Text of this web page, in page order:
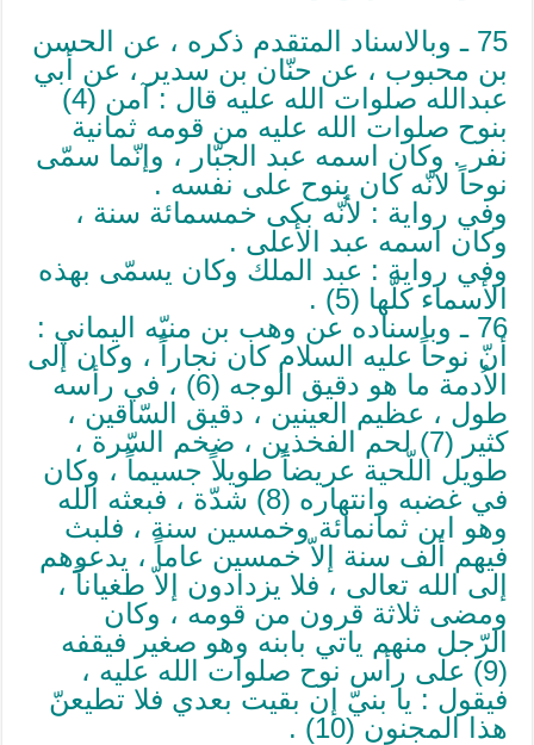
75 ـ وبالاسناد المتقدم ذكره ، عن الحسن
بن محبوب ، عن حنّان بن سدير ، عن أبي
عبدالله صلوات الله عليه قال : آمن (4)
بنوح صلوات الله عليه من قومه ثمانية
نفر . وكان اسمه عبد الجبّار ، وإنّما سمّى
نوحاً لانّه كان ينوح على نفسه .
وفي رواية : لأنّه بكى خمسمائة سنة ،
وكان اسمه عبد الأعلى .
وفي رواية : عبد الملك وكان يسمّى بهذه
الأسماء كلّها (5) .
76 ـ وباسناده عن وهب بن منبّه اليماني :
أنّ نوحاً عليه السلام كان نجاراً ، وكان إلى
الاُدمة ما هو دقيق الوجه (6) ، في رأسه
طول ، عظيم العينين ، دقيق السّاقين ،
كثير (7) لحم الفخذين ، ضخم السّرة ،
طويل اللّحية عريضاً طويلاً جسيماً ، وكان
في غضبه وانتهاره (8) شدّة ، فبعثه الله
وهو ابن ثمانمائة وخمسين سنة ، فلبث
فيهم ألف سنة إلاّ خمسين عاماً ، يدعوهم
إلى الله تعالى ، فلا يزدادون إلاّ طغياناً ،
ومضى ثلاثة قرون من قومه ، وكان
الرّجل منهم ياتي بابنه وهو صغير فيقفه
(9) على رأس نوح صلوات الله عليه ،
فيقول : يا بنيّ إن بقيت بعدي فلا تطيعنّ
هذا المجنون (10) .